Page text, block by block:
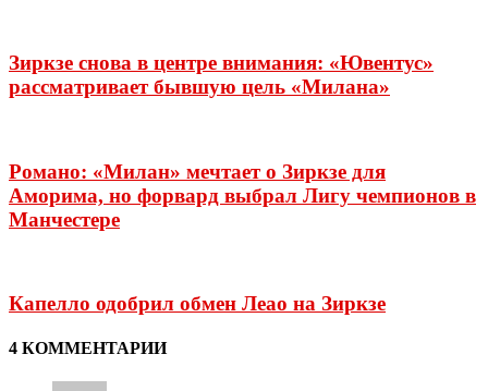
Зиркзе снова в центре внимания: «Ювентус»
рассматривает бывшую цель «Милана»
Романо: «Милан» мечтает о Зиркзе для
Аморима, но форвард выбрал Лигу чемпионов в
Манчестере
Капелло одобрил обмен Леао на Зиркзе
4 КОММЕНТАРИИ